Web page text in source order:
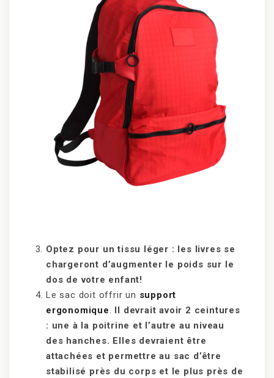
Optez pour un tissu léger : les livres se
chargeront d’augmenter le poids sur le
dos de votre enfant!
Le sac doit offrir un support
ergonomique.
Il devrait avoir 2 ceintures
: une à la poitrine et l’autre au niveau
des hanches. Elles devraient être
attachées et permettre au sac d’être
stabilisé près du corps et le plus près de